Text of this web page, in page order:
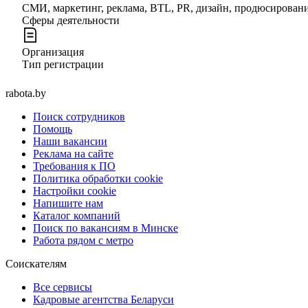
СМИ, маркетинг, реклама, BTL, PR, дизайн,
Сферы деятельности
Организация
Тип регистрации
rabota.by
Поиск сотрудников
Помощь
Наши вакансии
Реклама на сайте
Требования к ПО
Политика обработки cookie
Настройки cookie
Напишите нам
Каталог компаний
Поиск по вакансиям в Минске
Работа рядом с метро
Соискателям
Все сервисы
Кадровые агентства Беларуси